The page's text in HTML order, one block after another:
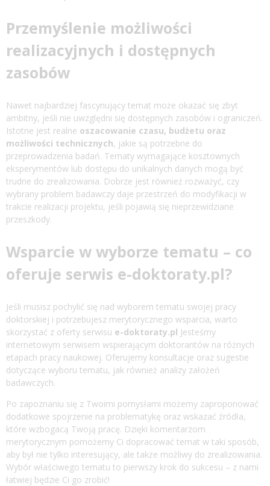
Przemyślenie możliwości
realizacyjnych i dostępnych
zasobów
Nawet najbardziej fascynujący temat może okazać się zbyt
ambitny, jeśli nie uwzględni się dostępnych zasobów i ograniczeń.
Istotne jest realne oszacowanie czasu, budżetu oraz
możliwości technicznych, jakie są potrzebne do
przeprowadzenia badań. Tematy wymagające kosztownych
eksperymentów lub dostępu do unikalnych danych mogą być
trudne do zrealizowania. Dobrze jest również rozważyć, czy
wybrany problem badawczy daje przestrzeń do modyfikacji w
trakcie realizacji projektu, jeśli pojawią się nieprzewidziane
przeszkody.
Wsparcie w wyborze tematu – co
oferuje serwis e-doktoraty.pl?
Jeśli musisz pochylić się nad wyborem tematu swojej pracy
doktorskiej i potrzebujesz merytorycznego wsparcia, warto
skorzystać z oferty serwisu e-doktoraty.pl Jesteśmy
internetowym serwisem wspierającym doktorantów na różnych
etapach pracy naukowej. Oferujemy konsultacje oraz sugestie
dotyczące wyboru tematu, jak również analizy założeń
badawczych.
Po zapoznaniu się z Twoimi pomysłami możemy zaproponować
dodatkowe spojrzenie na problematykę oraz wskazać źródła,
które wzbogacą Twoją pracę. Dzięki komentarzom
merytorycznym pomożemy Ci dopracować temat w taki sposób,
aby był nie tylko interesujący, ale także możliwy do zrealizowania.
Wybór właściwego tematu to pierwszy krok do sukcesu – z nami
łatwiej będzie Ci go zrobić!